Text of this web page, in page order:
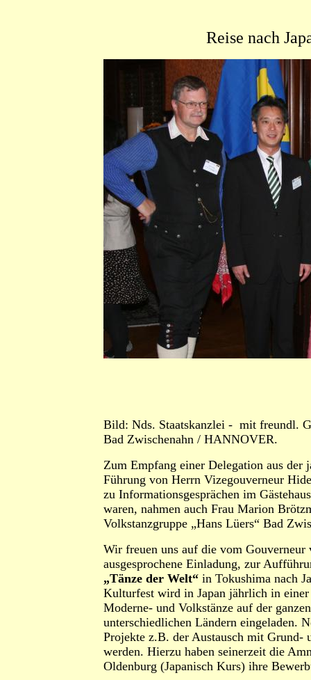
Reise nach
Bild: Nds. Staatskanzlei - mit freundl.
Bad Zwischenahn / HANNOVER.
Zum Empfang einer Delegation aus der
Führung von Herrn Vizegouverneur
zu Informationsgesprächen im
waren, nahmen auch Frau Marion
Volkstanzgruppe „Hans Lüers“ Bad
Wir freuen uns auf die vom
ausgesprochene Einladung, zur
„Tänze der Welt“ in Tokushima nach
Kulturfest wird in Japan jährlich in einer
Moderne- und Volkstänze auf der
unterschiedlichen Ländern eingeladen.
Projekte z.B. der Austausch mit
werden. Hierzu haben seinerzeit die
Oldenburg (Japanisch Kurs) ihre